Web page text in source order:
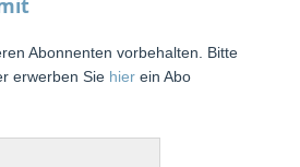
Abonnenten vorbehalten. Bitte
erwerben Sie hier ein Abo